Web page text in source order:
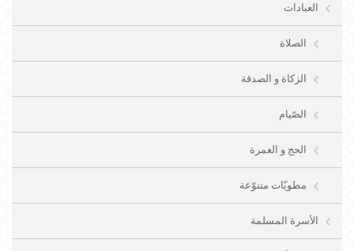
العبادات
الصلاة
الزكاة و الصدقة
الصّيام
الحج و العمرة
مطويّات متنوّعة
الأسرة المسلمة